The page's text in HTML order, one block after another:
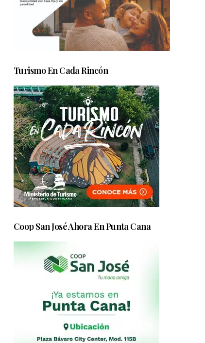
Turismo En Cada Rincón
Coop San José Ahora En Punta Cana